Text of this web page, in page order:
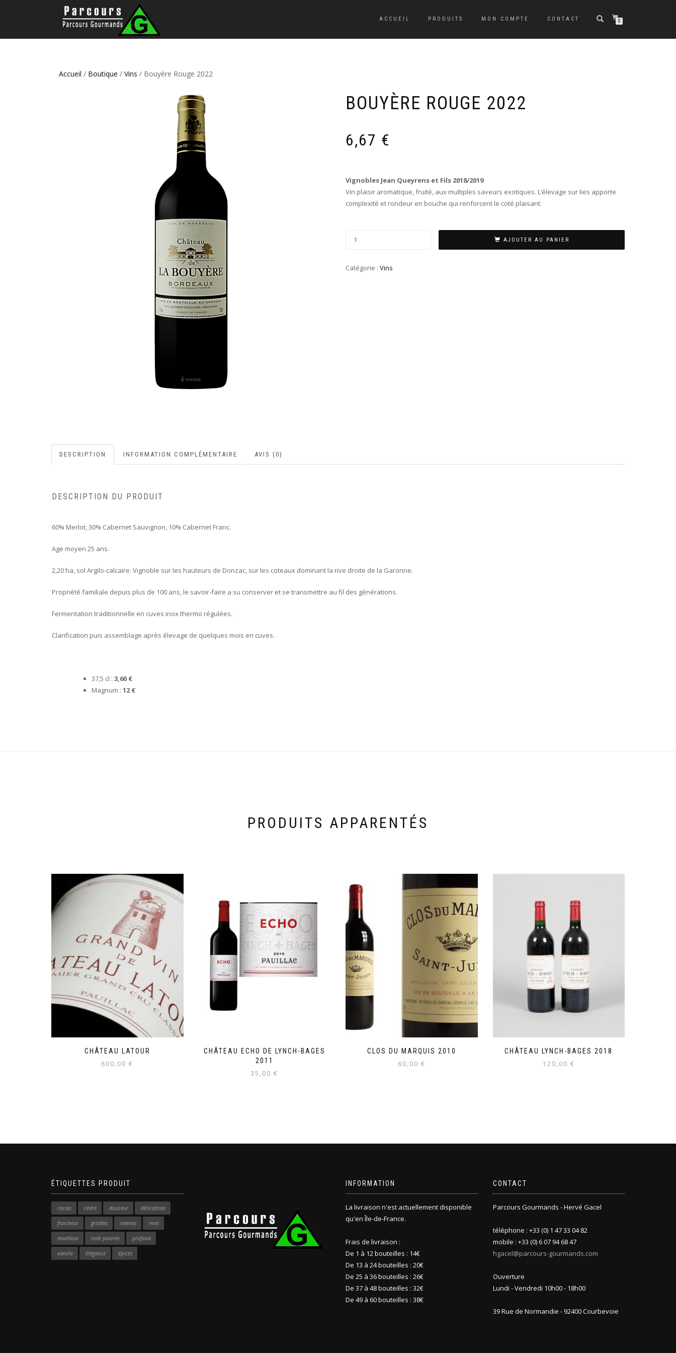
ACCUEIL PRODUITS MON COMPTE CONTACT 0
Accueil / Boutique / Vins / Bouyère Rouge 2022
BOUYÈRE ROUGE 2022
6,67 €
Vignobles Jean Queyrens et Fils 2018/2019
Vin plaisir aromatique, fruité, aux multiples saveurs exotiques. L’élevage sur lies apporte
complexité et rondeur en bouche qui renforcent le coté plaisant.
AJOUTER AU PANIER
Catégorie : Vins
DESCRIPTION INFORMATION COMPLÉMENTAIRE AVIS (0)
DESCRIPTION DU PRODUIT
60% Merlot, 30% Cabernet Sauvignon, 10% Cabernet Franc.
Age moyen 25 ans.
2,20 ha, sol Argilo-calcaire. Vignoble sur les hauteurs de Donzac, sur les coteaux dominant la rive droite de la Garonne.
Propriété familiale depuis plus de 100 ans, le savoir-faire a su conserver et se transmettre au fil des générations.
Fermentation traditionnelle en cuves inox thermo régulées.
Clarification puis assemblage après élevage de quelques mois en cuves.
37,5 cl : 3,60 €
Magnum : 12 €
PRODUITS APPARENTÉS
CHÂTEAU LATOUR
600,00€
CHÂTEAU ECHO DE LYNCH-BAGES
2011
35,00€
CLOS DU MARQUIS 2010
60,00 €
CHÂTEAU LYNCH-BAGES 2018
120,00 €
ÉTIQUETTES PRODUIT
cacao cèdre douceur délicatesse
fraicheur griottes intense miel
moelleux note poivrée profond
vanille élégance épices
INFORMATION
La livraison n'est actuellement disponible
qu'en Île-de-France.
Frais de livraison :
De 1 à 12 bouteilles : 14€
De 13 à 24 bouteilles : 20€
De 25 à 36 bouteilles : 26€
De 37 à 48 bouteilles : 32€
De 49 à 60 bouteilles : 38€
CONTACT
Parcours Gourmands - Hervé Gacel
téléphone : +33 (0) 1 47 33 04 82
mobile : +33 (0) 6 07 94 68 47
hgacel@parcours-gourmands.com
Ouverture
Lundi - Vendredi 10h00 - 18h00
39 Rue de Normandie - 92400 Courbevoie